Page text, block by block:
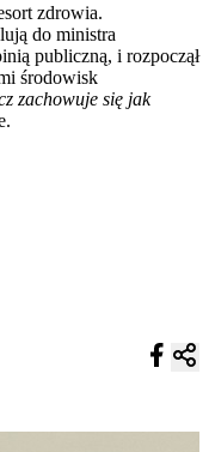
zdrowia.
do ministra
publiczną, i rozpoczął
środowisk
zachowuje się jak